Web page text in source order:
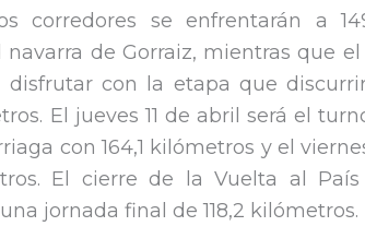
corredores se enfrentarán a
de Gorraiz, mientras que el
disfrutar con la etapa que
El jueves 11 de abril será el
con 164,1 kilómetros y el
El cierre de la Vuelta al
jornada final de 118,2 kilómetros.